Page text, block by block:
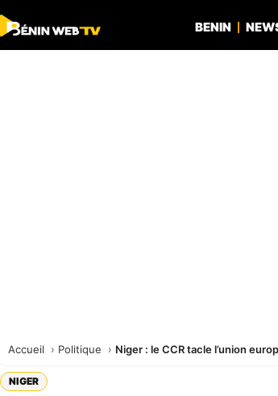
BENIN
Accueil Politique Niger : le CCR tacle l’union
NIGER